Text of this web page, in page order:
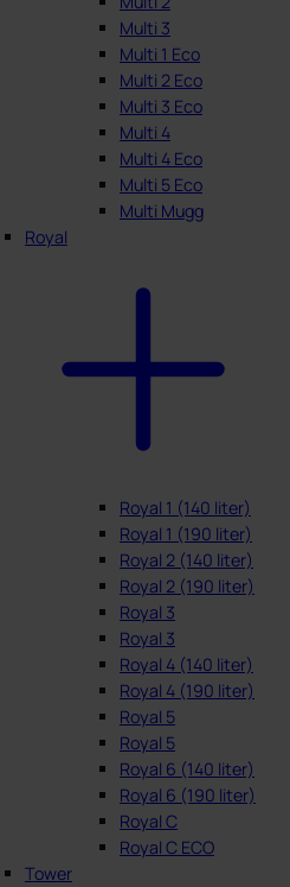
Multi 3
Multi 1 Eco
Multi 2 Eco
Multi 3 Eco
Multi 4
Multi 4 Eco
Multi 5 Eco
Multi Mugg
Royal
Royal 1 (140 liter)
Royal 1 (190 liter)
Royal 2 (140 liter)
Royal 2 (190 liter)
Royal 3
Royal 3
Royal 4 (140 liter)
Royal 4 (190 liter)
Royal 5
Royal 5
Royal 6 (140 liter)
Royal 6 (190 liter)
Royal C
Royal C ECO
Tower